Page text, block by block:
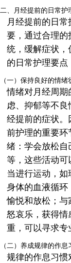
二、月经提前的日常护
月经提前的日
要，通过合理
统，缓解症状
的日常护理要点
（一）保持良好的情绪
情绪对月经周期
虑、抑郁等不良
经提前的症状。
前护理的重要
绪：学会放松
等，这些活动
当进行运动，
身体的血液循环
愉悦和放松；
怒哀乐，获得
重，可以寻求专
（二）养成规律的作息
规律的作息习惯